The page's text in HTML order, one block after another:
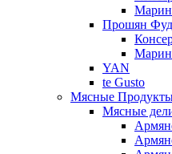
Прошян Фуд
YAN
te Gusto
Мясные
Мясные